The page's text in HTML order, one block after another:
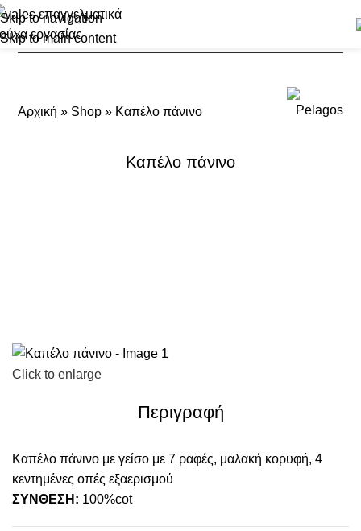
Skip to navigation
Skip to main content
Αρχική » Shop » Καπέλο πάνινο
Καπέλο πάνινο
Click to enlarge
Περιγραφή
Καπέλο πάνινο με γείσο με 7 ραφές, μαλακή κορυφή, 4
κεντημένες οπές εξαερισμού
ΣΥΝΘΕΣΗ: 100%cot